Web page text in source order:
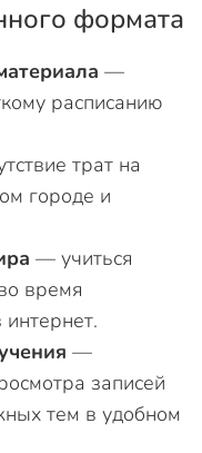
формата
—
расписанию
трат на
городе и
— учиться
время
—
записей
тем в удобном